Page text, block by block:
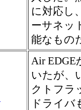
に対応し
ーサネッ
能なもの
Air
いたが、
クトフラ
ドライバ